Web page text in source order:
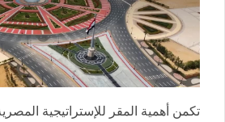
تكمن أهمية المقر للإستراتيجية